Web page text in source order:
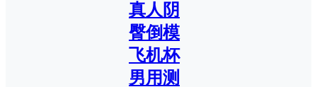
真人阴
臀倒模
飞机杯
男用测